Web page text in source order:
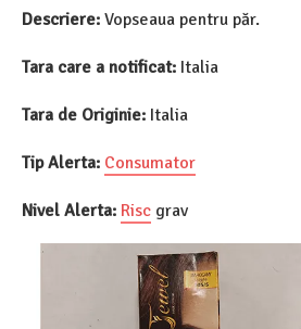
Descriere: Vopseaua pentru păr.
Tara care a notificat: Italia
Tara de Originie: Italia
Tip Alerta: Consumator
Nivel Alerta: Risc grav